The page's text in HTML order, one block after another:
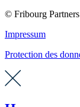
© Fribourg
Impressum
Protection des